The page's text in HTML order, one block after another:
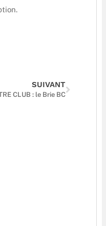
SUIVANT
CLUB : le Brie BC